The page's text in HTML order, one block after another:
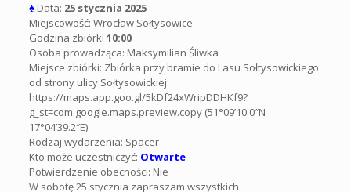
♠Data: 25 stycznia 2025
Miejscowość: Wrocław Sołtysowice
Godzina zbiórki 10:00
Osoba prowadząca: Maksymilian Śliwka
Miejsce zbiórki: Zbiórka przy bramie do Lasu Sołtysowickiego
od strony ulicy Sołtysowickiej:
https://maps.app.goo.gl/5kDf24xWripDDHKf9?
g_st=com.google.maps.preview.copy (51°09’10.0″N
17°04’39.2″E)
Rodzaj wydarzenia: Spacer
Kto może uczestniczyć: Otwarte
Potwierdzenie obecności: Nie
W sobotę 25 stycznia zapraszam wszystkich